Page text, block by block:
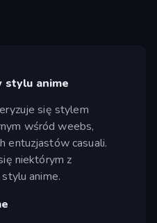
stylu anime
się stylem
wśród weebs,
entuzjastów casuali.
niektórym z
anime.